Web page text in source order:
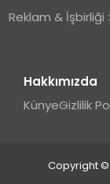
Reklam & İşbirliği
Hakkımızda
KünyeGizlilik
Copyright ©